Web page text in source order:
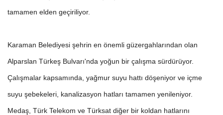
tamamen elden geçiriliyor.
Karaman Belediyesi şehrin en önemli güzergahlarından olan
Alparslan Türkeş Bulvarı'nda yoğun bir çalışma sürdürüyor.
Çalışmalar kapsamında, yağmur suyu hattı döşeniyor ve içme
suyu şebekeleri, kanalizasyon hatları tamamen yenileniyor.
Medaş, Türk Telekom ve Türksat diğer bir koldan hatlarını